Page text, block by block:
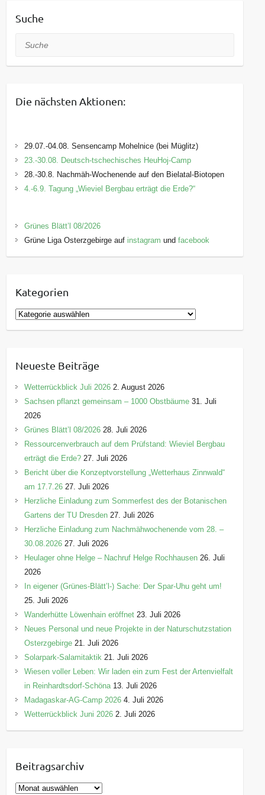
Suche
Suche
Die nächsten Aktionen:
29.07.-04.08. Sensencamp Mohelnice (bei Müglitz)
23.-30.08. Deutsch-tschechisches HeuHoj-Camp
28.-30.8. Nachmäh-Wochenende auf den Bielatal-Biotopen
4.-6.9. Tagung „Wieviel Bergbau erträgt die Erde?“
Grünes Blätt’l 08/2026
Grüne Liga Osterzgebirge auf instagram undfacebook
Kategorien
K
a
g
o
r
e
n
Neueste Beiträge
Wetterrückblick Juli 2026 2. August 2026
Sachsen pflanzt gemeinsam – 1000 Obstbäume 31. Juli
2026
Grünes Blätt’l 08/2026 28. Juli 2026
Ressourcenverbrauch auf dem Prüfstand: Wieviel Bergbau
erträgt die Erde? 27. Juli 2026
Bericht über die Konzeptvorstellung „Wetterhaus Zinnwald“
am 17.7.26 27. Juli 2026
Herzliche Einladung zum Sommerfest des der Botanischen
Gartens der TU Dresden 27. Juli 2026
Herzliche Einladung zum Nachmähwochenende vom 28. –
30.08.2026 27. Juli 2026
Heulager ohne Helge – Nachruf Helge Rochhausen 26. Juli
2026
In eigener (Grünes-Blätt’l-) Sache: Der Spar-Uhu geht um!
25. Juli 2026
Wanderhütte Löwenhain eröffnet 23. Juli 2026
Neues Personal und neue Projekte in der Naturschutzstation
Osterzgebirge 21. Juli 2026
Solarpark-Salamitaktik 21. Juli 2026
Wiesen voller Leben: Wir laden ein zum Fest der Artenvielfalt
in Reinhardtsdorf-Schöna 13. Juli 2026
Madagaskar-AG-Camp 2026 4. Juli 2026
Wetterrückblick Juni 2026 2. Juli 2026
Beitragsarchiv
B